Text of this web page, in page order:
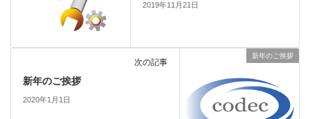
2019年11月21日
新年のご挨拶
次の記事
新年のご挨拶
2020年1月1日